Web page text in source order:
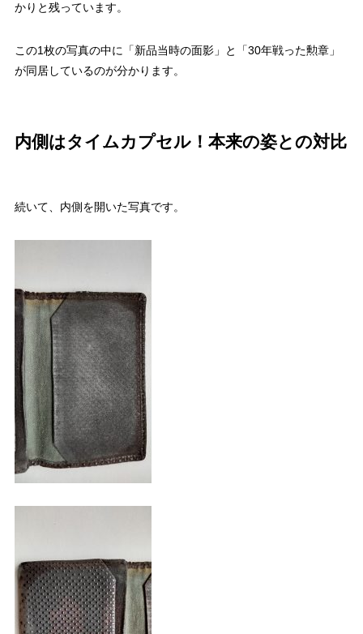
かりと残っています。
この1枚の写真の中に「新品当時の面影」と「30年戦った勲章」
が同居しているのが分かります。
内側はタイムカプセル！本来の姿との対比
続いて、内側を開いた写真です。